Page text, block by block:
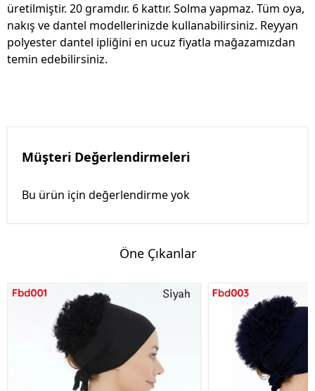
üretilmiştir. 20 gramdır. 6 kattır. Solma yapmaz. Tüm oya,
nakış ve dantel modellerinizde kullanabilirsiniz. Reyyan
polyester dantel ipliğini en ucuz fiyatla mağazamızdan
temin edebilirsiniz.
Müşteri Değerlendirmeleri
Bu ürün için değerlendirme yok
Öne Çıkanlar